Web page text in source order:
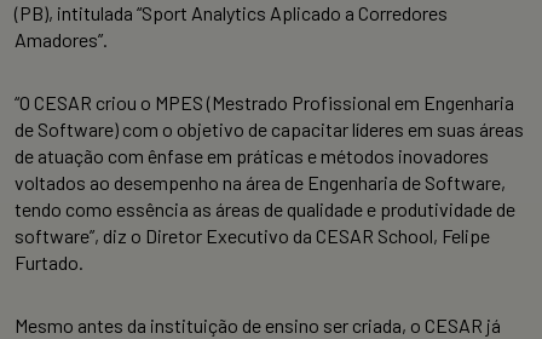
(PB), intitulada “Sport Analytics Aplicado a Corredores
Amadores”.
“O CESAR criou o MPES (Mestrado Profissional em Engenharia
de Software) com o objetivo de capacitar líderes em suas áreas
de atuação com ênfase em práticas e métodos inovadores
voltados ao desempenho na área de Engenharia de Software,
tendo como essência as áreas de qualidade e produtividade de
software”, diz o Diretor Executivo da CESAR School, Felipe
Furtado.
Mesmo antes da instituição de ensino ser criada, o CESAR já